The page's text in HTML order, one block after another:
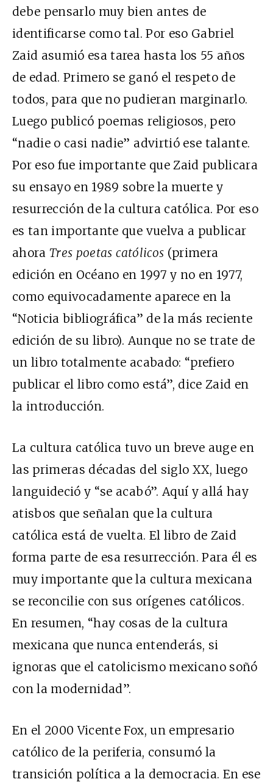
debe pensarlo muy bien antes de
identificarse como tal. Por eso Gabriel
Zaid asumió esa tarea hasta los 55 años
de edad. Primero se ganó el respeto de
todos, para que no pudieran marginarlo.
Luego publicó poemas religiosos, pero
“nadie o casi nadie” advirtió ese talante.
Por eso fue importante que Zaid publicara
su ensayo en 1989 sobre la muerte y
resurrección de la cultura católica. Por eso
es tan importante que vuelva a publicar
ahoraTres poetas católicos (primera
edición en Océano en 1997 y no en 1977,
como equivocadamente aparece en la
“Noticia bibliográfica” de la más reciente
edición de su libro). Aunque no se trate de
un libro totalmente acabado: “prefiero
publicar el libro como está”, dice Zaid en
la introducción.
La cultura católica tuvo un breve auge en
las primeras décadas del siglo XX, luego
languideció y “se acabó”. Aquí y allá hay
atisbos que señalan que la cultura
católica está de vuelta. El libro de Zaid
forma parte de esa resurrección. Para él es
muy importante que la cultura mexicana
se reconcilie con sus orígenes católicos.
En resumen, “hay cosas de la cultura
mexicana que nunca entenderás, si
ignoras que el catolicismo mexicano soñó
con la modernidad”.
En el 2000 Vicente Fox, un empresario
católico de la periferia, consumó la
transición política a la democracia. En ese